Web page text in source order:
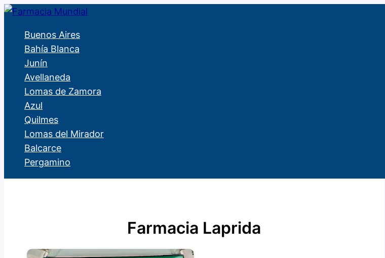
Ir
contenido
Buenos Aires
Bahía Blanca
Junín
Avellaneda
Lomas de Zamora
Azul
Quilmes
Lomas del Mirador
Balcarce
Pergamino
Farmacia Laprida